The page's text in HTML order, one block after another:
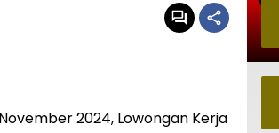
2024, Lowongan Kerja